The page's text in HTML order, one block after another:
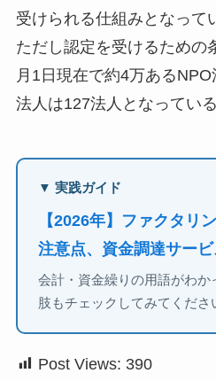
受けられる仕組みとなって
ただし認定を受けるための
月1日現在で約4万ある
法人は127法人となっている
▼ 実践ガイド
【2026年】ファクタリ
注意点、資金調達サー
会計・資金繰りの用語がわか
肢もチェックしてみてくださ
Post Views: 390